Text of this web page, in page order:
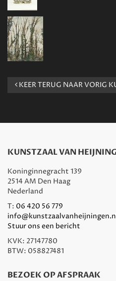
KEER TERUG NAAR VORIG
KUNSTZAAL VAN
Koninginnegracht 139
2514 AM Den Haag
Nederland
T: 06 420 56 779
Stuur ons een bericht
KVK: 27147780
BTW: 058827481
BEZOEK OP AFSPRAAK